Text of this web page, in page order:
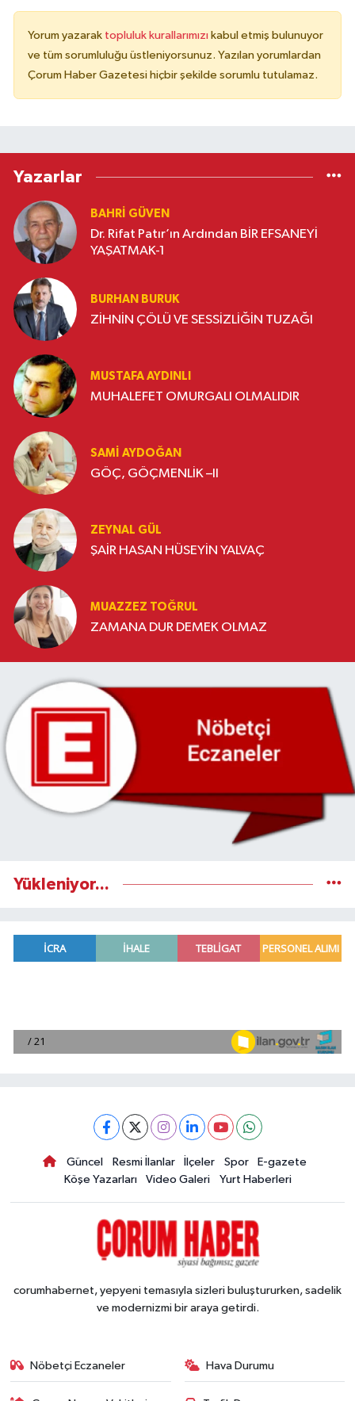
Yorum yazarak topluluk kurallarımızı kabul etmiş bulunuyor
ve tüm sorumluluğu üstleniyorsunuz. Yazılan yorumlardan
Çorum Haber Gazetesi hiçbir şekilde sorumlu tutulamaz.
Yazarlar
BAHRI GÜVEN
Dr. Rifat Patır’ın Ardından BİR EFSANEYİ
YAŞATMAK-1
BURHAN BURUK
ZİHNİN ÇÖLÜ VE SESSİZLİĞİN TUZAĞI
MUSTAFA AYDINLI
MUHALEFET OMURGALI OLMALIDIR
SAMI AYDOĞAN
GÖÇ, GÖÇMENLİK –II
ZEYNAL GÜL
ŞAİR HASAN HÜSEYİN YALVAÇ
MUAZZEZ TOĞRUL
ZAMANA DUR DEMEK OLMAZ
Yükleniyor...
Güncel Resmi İlanlar İlçeler Spor
E-gazete
Köşe Yazarları
Video Galeri Yurt Haberleri
corumhabernet, yepyeni temasıyla sizleri buluştururken, sadelik
ve modernizmi bir araya getirdi.
Nöbetçi Eczaneler Hava Durumu